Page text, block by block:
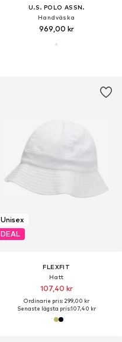
U.S. POLO ASSN.
Handväska
969,00 kr
Unisex
DEAL
FLEXFIT
Hatt
107,40 kr
Ordinarie pris: 299,00 kr
Senaste lägsta pris:107,40 kr